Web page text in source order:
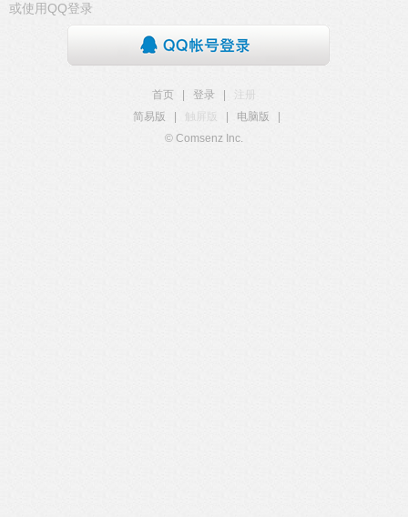
或使用QQ登录
首页 登录
注册
简易版
触屏版 电脑版
© Comsenz Inc.